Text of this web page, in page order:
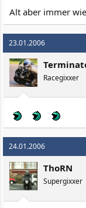
Alt aber immer
23.01.2006
Racegixxer
24.01.2006
ThoRN
Supergixxer